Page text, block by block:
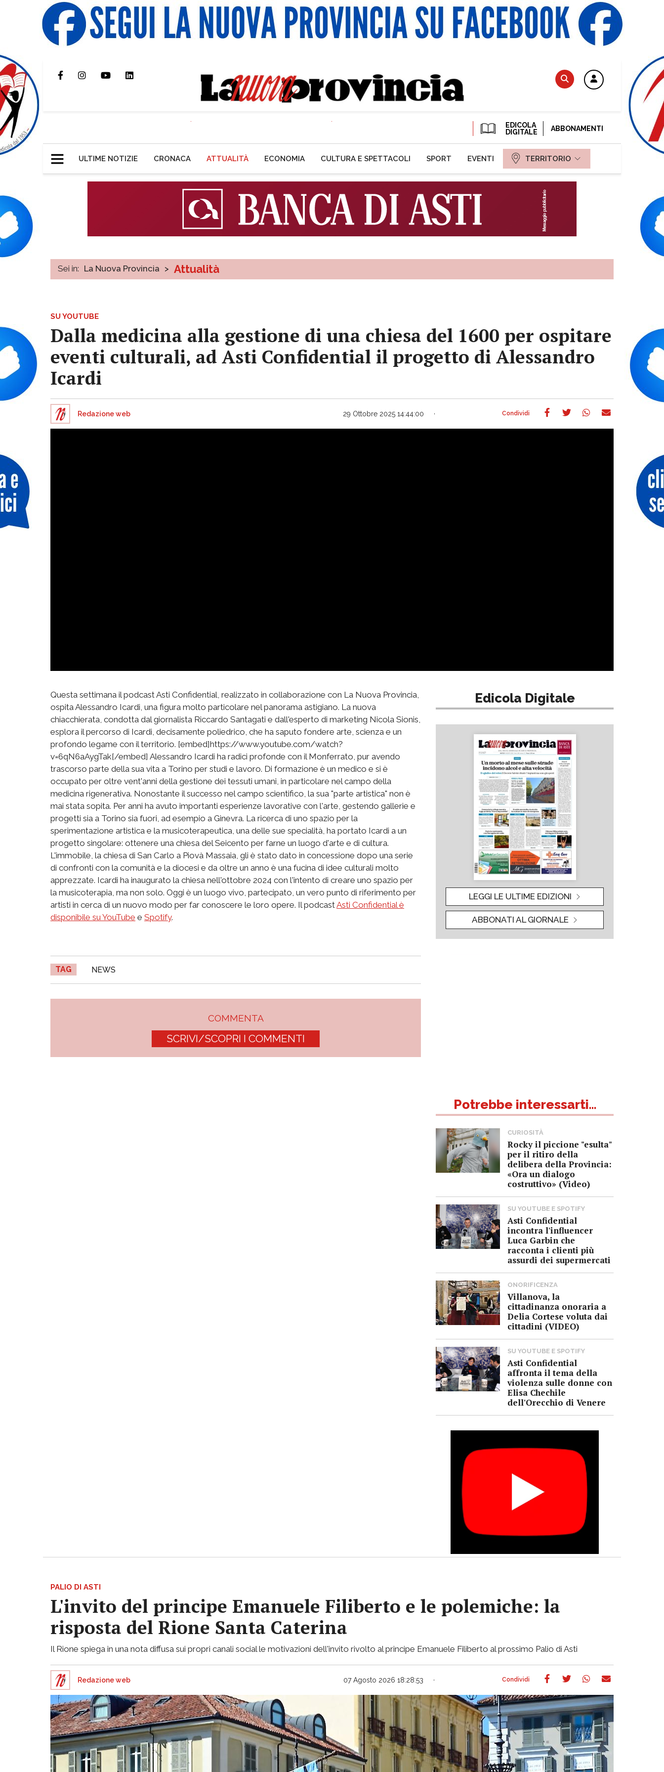
EDICOLA
DIGITALE
ABBONAMENTI
ULTIME NOTIZIE CRONACA ATTUALITÀ ECONOMIA CULTURA E SPETTACOLI SPORT EVENTI TERRITORIO
Sei in: La Nuova Provincia > Attualità
SU YOUTUBE
Dalla medicina alla gestione di una chiesa del 1600 per ospitare
eventi culturali, ad Asti Confidential il progetto di Alessandro
Icardi
Redazione web 29 Ottobre 2025 14:44:00
Questa settimana il podcast Asti Confidential, realizzato in collaborazione con La Nuova Provincia,
ospita Alessandro Icardi, una figura molto particolare nel panorama astigiano. La nuova
chiacchierata, condotta dal giornalista Riccardo Santagati e dall'esperto di marketing Nicola Sionis,
esplora il percorso di Icardi, decisamente poliedrico, che ha saputo fondere arte, scienza e un
profondo legame con il territorio. [embed]https://www.youtube.com/watch?
v=6qN6aAygTak[/embed] Alessandro Icardi ha radici profonde con il Monferrato, pur avendo
trascorso parte della sua vita a Torino per studi e lavoro. Di formazione è un medico e si è
occupato per oltre vent'anni della gestione dei tessuti umani, in particolare nel campo della
medicina rigenerativa. Nonostante il successo nel campo scientifico, la sua "parte artistica" non è
mai stata sopita. Per anni ha avuto importanti esperienze lavorative con l'arte, gestendo gallerie e
progetti sia a Torino sia fuori, ad esempio a Ginevra. La ricerca di uno spazio per la
sperimentazione artistica e la musicoterapeutica, una delle sue specialità, ha portato Icardi a un
progetto singolare: ottenere una chiesa del Seicento per farne un luogo d'arte e di cultura.
L'immobile, la chiesa di San Carlo a Piovà Massaia, gli è stato dato in concessione dopo una serie
di confronti con la comunità e la diocesi e da oltre un anno è una fucina di idee culturali molto
apprezzate. Icardi ha inaugurato la chiesa nell'ottobre 2024 con l'intento di creare uno spazio per
la musicoterapia, ma non solo. Oggi è un luogo vivo, partecipato, un vero punto di riferimento per
artisti in cerca di un nuovo modo per far conoscere le loro opere. Il podcastAsti Confidential è
disponibile su YouTube e Spotify.
TAG NEWS
COMMENTA
SCRIVI/SCOPRI I COMMENTI
Edicola Digitale
LEGGI LE ULTIME EDIZIONI
ABBONATI AL GIORNALE
Potrebbe interessarti...
CURIOSITÀ
Rocky il piccione "esulta"
per il ritiro della
delibera della Provincia:
«Ora un dialogo
costruttivo» (Video)
SU YOUTUBE E SPOTIFY
Asti Confidential
incontra l'influencer
Luca Garbin che
racconta i clienti più
assurdi dei supermercati
ONORIFICENZA
Villanova, la
cittadinanza onoraria a
Delia Cortese voluta dai
cittadini (VIDEO)
SU YOUTUBE E SPOTIFY
Asti Confidential
affronta il tema della
violenza sulle donne con
Elisa Chechile
dell'Orecchio di Venere
PALIO DI ASTI
L'invito del principe Emanuele Filiberto e le polemiche: la
risposta del Rione Santa Caterina
Il Rione spiega in una nota diffusa sui propri canali social le motivazioni dell'invito rivolto al principe Emanuele Filiberto al prossimo Palio di Asti
Redazione web 07 Agosto 2026 18:28:53